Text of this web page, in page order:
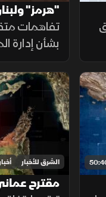
"هرمز"
التصعيد
تفاهمات
بشأن إدارة
مع
إطلاق
والدولية.
الشرق للأخبار
مقترح